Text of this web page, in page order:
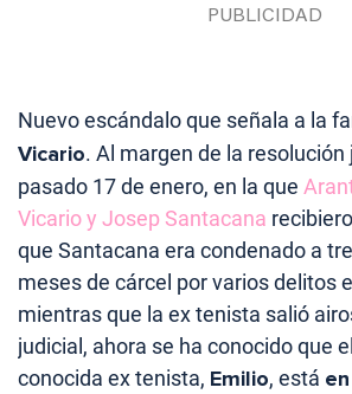
Nuevo escándalo que señala a la
Vicario. Al margen de la resolución
pasado 17 de enero, en la que
Vicario y Josep Santacana
que Santacana era condenado a
meses de cárcel por varios delitos
mientras que la ex tenista salió
judicial, ahora se ha conocido que
conocida ex tenista, Emilio, está